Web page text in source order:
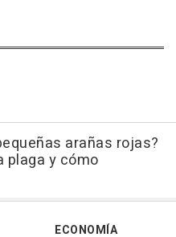
arañas rojas?
plaga y cómo
ECONOMÍA